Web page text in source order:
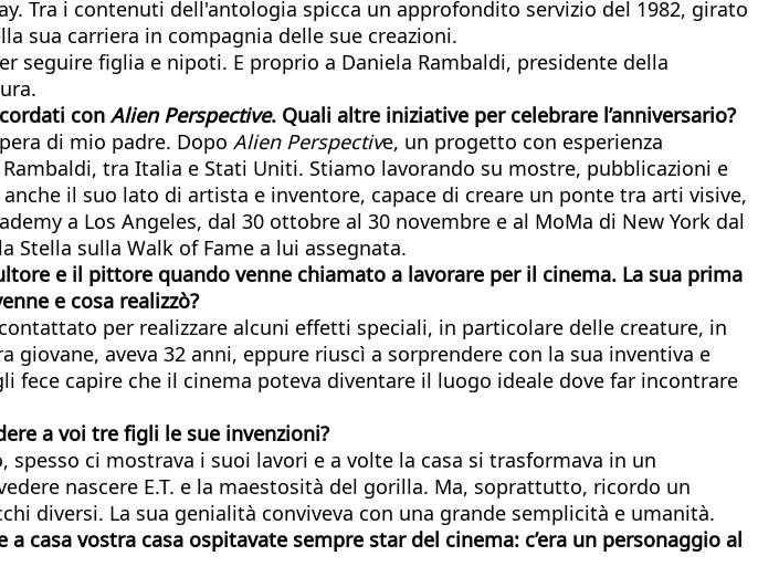
Tra i contenuti dell'antologia spicca un approfondito servizio del 1982, girato
sua carriera in compagnia delle sue creazioni.
seguire figlia e nipoti. E proprio a Daniela Rambaldi, presidente della
con Alien Perspective. Quali altre iniziative per celebrare l’anniversario?
di mio padre. Dopo Alien Perspective, un progetto con esperienza
tra Italia e Stati Uniti. Stiamo lavorando su mostre, pubblicazioni e
il suo lato di artista e inventore, capace di creare un ponte tra arti visive,
a Los Angeles, dal 30 ottobre al 30 novembre e al MoMa di New York dal
Stella sulla Walk of Fame a lui assegnata.
e il pittore quando venne chiamato a lavorare per il cinema. La sua prima
e cosa realizzò?
per realizzare alcuni effetti speciali, in particolare delle creature, in
aveva 32 anni, eppure riuscì a sorprendere con la sua inventiva e
fece capire che il cinema poteva diventare il luogo ideale dove far incontrare
a voi tre figli le sue invenzioni?
ci mostrava i suoi lavori e a volte la casa si trasformava in un
nascere E.T. e la maestosità del gorilla. Ma, soprattutto, ricordo un
diversi. La sua genialità conviveva con una grande semplicità e umanità.
casa vostra casa ospitavate sempre star del cinema: c’era un personaggio al